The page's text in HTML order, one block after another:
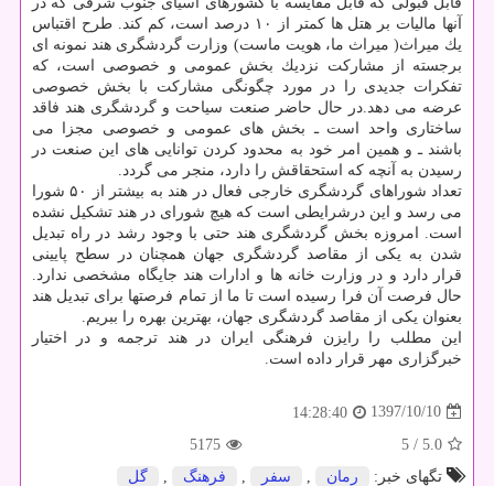
آنها مالیات بر هتل ها كمتر از ۱۰ درصد است، كم كند. طرح اقتباس
یك میراث( میراث ما، هویت ماست) وزارت گردشگری هند نمونه ای
برجسته از مشاركت نزدیك بخش عمومی و خصوصی است، كه
تفكرات جدیدی را در مورد چگونگی مشاركت با بخش خصوصی
عرضه می دهد.در حال حاضر صنعت سیاحت و گردشگری هند فاقد
ساختاری واحد است ـ بخش های عمومی و خصوصی مجزا می
باشند ـ و همین امر خود به محدود كردن توانایی های این صنعت در
رسیدن به آنچه كه استحقاقش را دارد، منجر می گردد.
تعداد شوراهای گردشگری خارجی فعال در هند به بیشتر از ۵۰ شورا
می رسد و این درشرایطی است كه هیچ شورای در هند تشكیل نشده
است. امروزه بخش گردشگری هند حتی با وجود رشد در راه تبدیل
شدن به یكی از مقاصد گردشگری جهان همچنان در سطح پایینی
قرار دارد و در وزارت خانه ها و ادارات هند جایگاه مشخصی ندارد.
حال فرصت آن فرا رسیده است تا ما از تمام فرصتها برای تبدیل هند
بعنوان یكی از مقاصد گردشگری جهان، بهترین بهره را ببریم.
این مطلب را رایزن فرهنگی ایران در هند ترجمه و در اختیار
خبرگزاری مهر قرار داده است.
1397/10/10
14:28:40
5.0
/ 5
5175
تگهای خبر:
رمان سفر فرهنگ گل